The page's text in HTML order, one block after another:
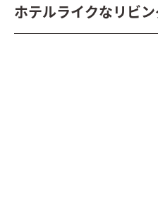
ホテルライクなリビ